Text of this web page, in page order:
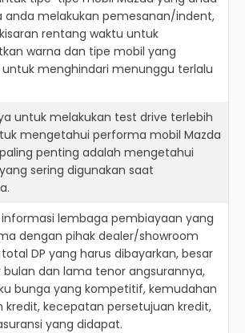
anda melakukan pemesanan/indent,
rentang waktu untuk
warna dan tipe mobil yang
untuk menghindari menunggu terlalu
untuk melakukan test drive terlebih
mengetahui performa mobil Mazda
penting adalah mengetahui
sering digunakan saat
lembaga pembiayaan yang
dengan pihak dealer/showroom
DP yang harus dibayarkan, besar
bulan dan lama tenor angsurannya,
bunga yang kompetitif, kemudahan
kredit, kecepatan persetujuan kredit,
yang didapat.